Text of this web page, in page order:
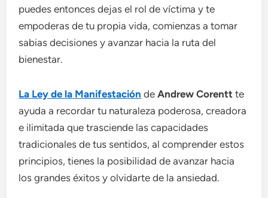
puedes entonces dejas el rol de víctima y te
empoderas de tu propia vida, comienzas a tomar
sabias decisiones y avanzar hacia la ruta del
bienestar.
La Ley de la Manifestación deAndrew Corentt te
ayuda a recordar tu naturaleza poderosa, creadora
e ilimitada que trasciende las capacidades
tradicionales de tus sentidos, al comprender estos
principios, tienes la posibilidad de avanzar hacia
los grandes éxitos y olvidarte de la ansiedad.